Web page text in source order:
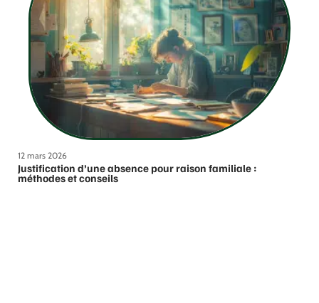
12 mars 2026
Justification d’une absence pour raison familiale :
méthodes et conseils